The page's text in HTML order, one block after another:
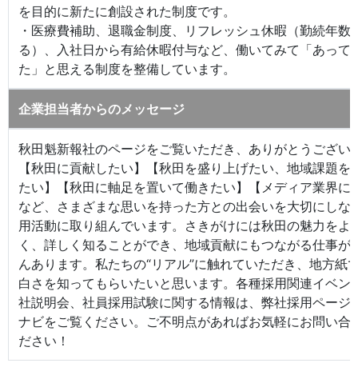
を目的に新たに創設された制度です。
・医療費補助、退職金制度、リフレッシュ休暇（勤続年数
る）、入社日から有給休暇付与など、働いてみて「あって
た」と思える制度を整備しています。
企業担当者からのメッセージ
秋田魁新報社のページをご覧いただき、ありがとうござい
【秋田に貢献したい】【秋田を盛り上げたい、地域課題を
たい】【秋田に軸足を置いて働きたい】【メディア業界に
など、さまざまな思いを持った方との出会いを大切にしな
用活動に取り組んでいます。さきがけには秋田の魅力をよ
く、詳しく知ることができ、地域貢献にもつながる仕事が
んあります。私たちの“リアル”に触れていただき、地方紙
白さを知ってもらいたいと思います。各種採用関連イベン
社説明会、社員採用試験に関する情報は、弊社採用ページ
ナビをご覧ください。ご不明点があればお気軽にお問い合
ださい！